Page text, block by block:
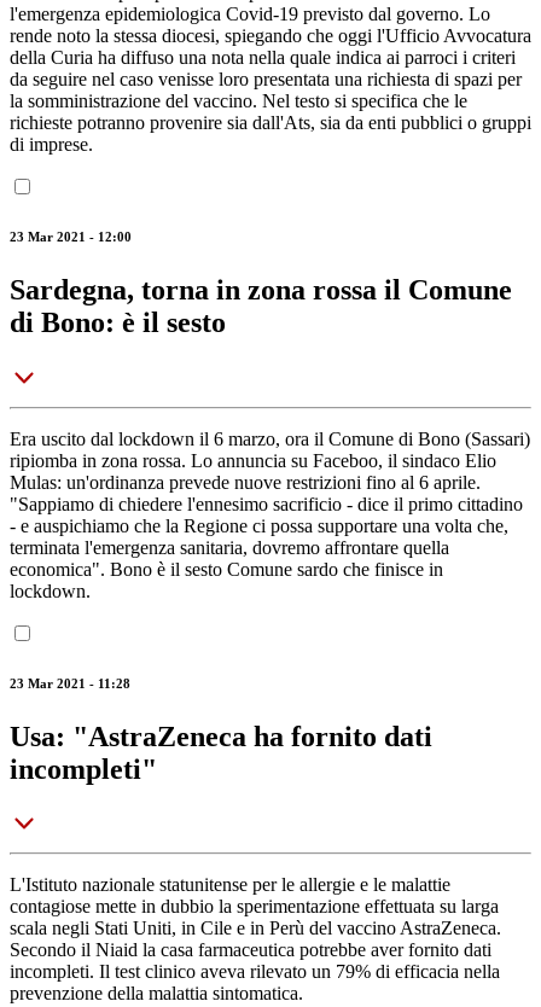
l'emergenza epidemiologica Covid-19 previsto dal governo. Lo
rende noto la stessa diocesi, spiegando che oggi l'Ufficio Avvocatura
della Curia ha diffuso una nota nella quale indica ai parroci i criteri
da seguire nel caso venisse loro presentata una richiesta di spazi per
la somministrazione del vaccino. Nel testo si specifica che le
richieste potranno provenire sia dall'Ats, sia da enti pubblici o gruppi
di imprese.
23 Mar 2021 - 12:00
Sardegna, torna in zona rossa il Comune
di Bono: è il sesto
Era uscito dal lockdown il 6 marzo, ora il Comune di Bono (Sassari)
ripiomba in zona rossa. Lo annuncia su Faceboo, il sindaco Elio
Mulas: un'ordinanza prevede nuove restrizioni fino al 6 aprile.
"Sappiamo di chiedere l'ennesimo sacrificio - dice il primo cittadino
- e auspichiamo che la Regione ci possa supportare una volta che,
terminata l'emergenza sanitaria, dovremo affrontare quella
economica". Bono è il sesto Comune sardo che finisce in
lockdown.
23 Mar 2021 - 11:28
Usa: "AstraZeneca ha fornito dati
incompleti"
L'Istituto nazionale statunitense per le allergie e le malattie
contagiose mette in dubbio la sperimentazione effettuata su larga
scala negli Stati Uniti, in Cile e in Perù del vaccino AstraZeneca.
Secondo il Niaid la casa farmaceutica potrebbe aver fornito dati
incompleti. Il test clinico aveva rilevato un 79% di efficacia nella
prevenzione della malattia sintomatica.